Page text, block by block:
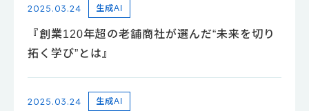
2025.03.24 生成AI
『創業120年超の老舗商社が選んだ“未来を切り
拓く学び”とは』
2025.03.24 生成AI